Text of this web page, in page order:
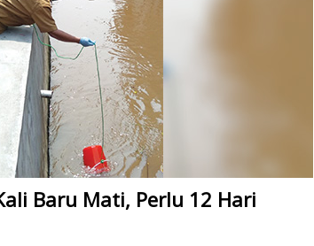
Baru Mati, Perlu 12 Hari